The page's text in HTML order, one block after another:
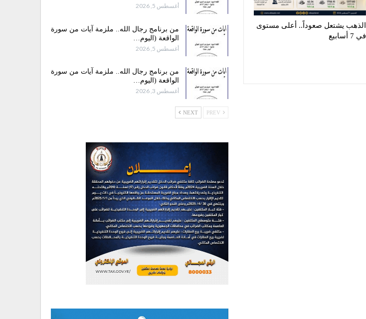
الذهب يشتعل صعوداً.. أعلى مستوى
في 7 أسابيع
أغسطس 5, 2026
من برنامج رجال الله.. ملزمة آيات من سورة
الواقعة (اليوم…
أغسطس 5, 2026
من برنامج رجال الله.. ملزمة آيات من سورة
الواقعة (اليوم…
أغسطس 3, 2026
NEXT